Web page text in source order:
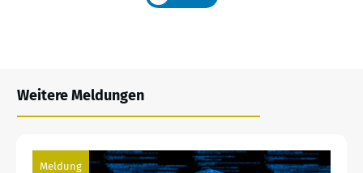
Weitere Meldungen
Meldung